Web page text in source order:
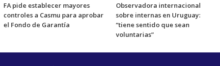
FA pide establecer mayores
controles a Casmu para aprobar
el Fondo de Garantía
Observadora internacional
sobre internas en Uruguay:
“tiene sentido que sean
voluntarias”